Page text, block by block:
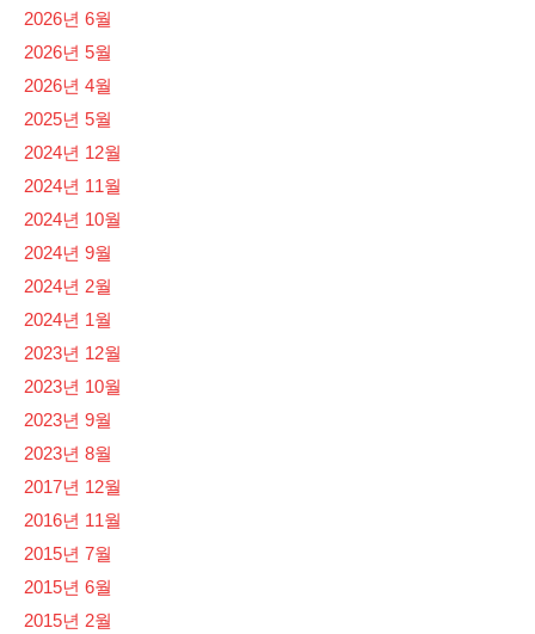
2026년 6월
2026년 5월
2026년 4월
2025년 5월
2024년 12월
2024년 11월
2024년 10월
2024년 9월
2024년 2월
2024년 1월
2023년 12월
2023년 10월
2023년 9월
2023년 8월
2017년 12월
2016년 11월
2015년 7월
2015년 6월
2015년 2월